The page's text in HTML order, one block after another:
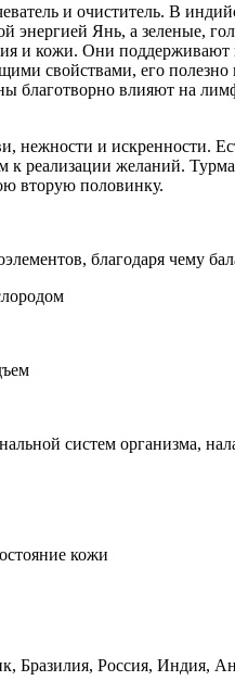
и очиститель. В
энергией Янь, а зеленые,
и кожи. Они
свойствами, его полезно
благотворно влияют на
нежности и искренности.
реализации желаний.
вторую половинку.
благодаря чему
систем организма,
кожи
Бразилия, Россия, Индия,